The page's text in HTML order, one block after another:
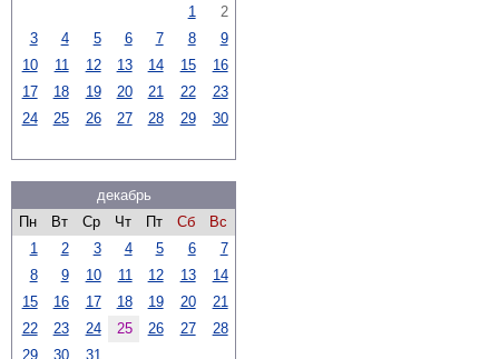
1
2
3
4 5 6 7 8
9
10
11 12 13 14 15
16
17
18 19 20 21 22
23
24
25 26 27 28 29 30
декабрь
Пн
Вт Ср Чт Пт Сб
Вс
1
2 3 4 5 6
7
8
9 10 11 12 13
14
15
16 17 18 19 20
21
22
23 24 25 26 27
28
29
30 31